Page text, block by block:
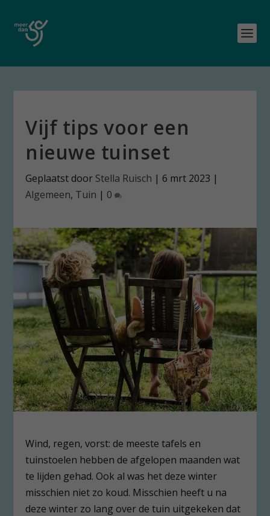
Vijf tips voor een
nieuwe tuinset
Geplaatst door Stella Ruisch | 6 mrt 2023 |
Algemeen, Tuin | 0
Wind, regen, vorst: de meeste tafels en
tuinstoelen hebben de afgelopen maanden wat
te lijden gehad. Ook al was het deze winter
misschien niet zo koud. Misschien heeft u na
deze winter zo lang over de tuin uitgekeken dat